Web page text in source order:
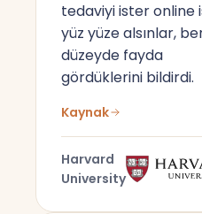
tedaviyi ister online
yüz yüze alsınlar,
düzeyde fayda
gördüklerini bildirdi.
Kaynak
Harvard
University